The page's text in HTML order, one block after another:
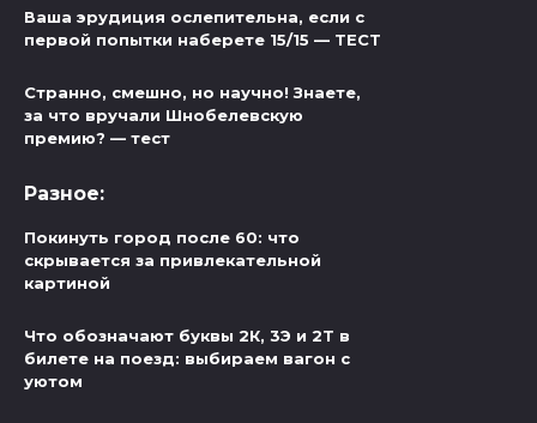
Ваша эрудиция ослепительна, если с
первой попытки наберете 15/15 — ТЕСТ
Странно, смешно, но научно! Знаете,
за что вручали Шнобелевскую
премию? — тест
Разное:
Покинуть город после 60: что
скрывается за привлекательной
картиной
Что обозначают буквы 2К, 3Э и 2Т в
билете на поезд: выбираем вагон с
уютом